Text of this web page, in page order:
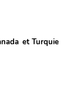
et Turquie